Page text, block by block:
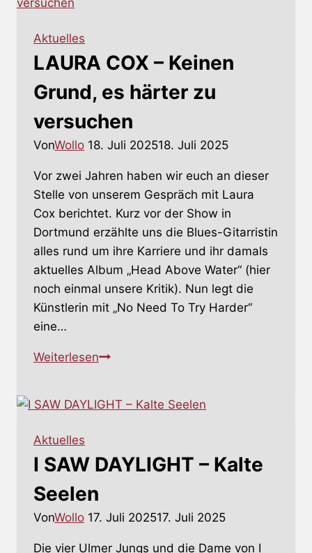
Aktuelles
LAURA COX – Keinen
Grund, es härter zu
versuchen
VonWollo 18. Juli 202518. Juli 2025
Vor zwei Jahren haben wir euch an dieser
Stelle von unserem Gespräch mit Laura
Cox berichtet. Kurz vor der Show in
Dortmund erzählte uns die Blues-Gitarristin
alles rund um ihre Karriere und ihr damals
aktuelles Album „Head Above Water“ (hier
noch einmal unsere Kritik). Nun legt die
Künstlerin mit „No Need To Try Harder“
eine…
WeiterlesenLAURA
Keinen
härter
Aktuelles
I SAW DAYLIGHT – Kalte
Seelen
VonWollo 17. Juli 202517. Juli 2025
Die vier Ulmer Jungs und die Dame von I